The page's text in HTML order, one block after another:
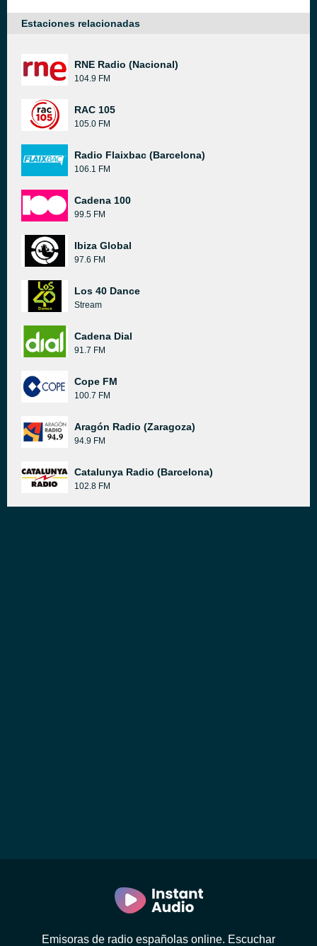
Estaciones relacionadas
RNE Radio (Nacional)
104.9 FM
RAC 105
105.0 FM
Radio Flaixbac (Barcelona)
106.1 FM
Cadena 100
99.5 FM
Ibiza Global
97.6 FM
Los 40 Dance
Stream
Cadena Dial
91.7 FM
Cope FM
100.7 FM
Aragón Radio (Zaragoza)
94.9 FM
Catalunya Radio (Barcelona)
102.8 FM
Emisoras de radio españolas online. Escuchar